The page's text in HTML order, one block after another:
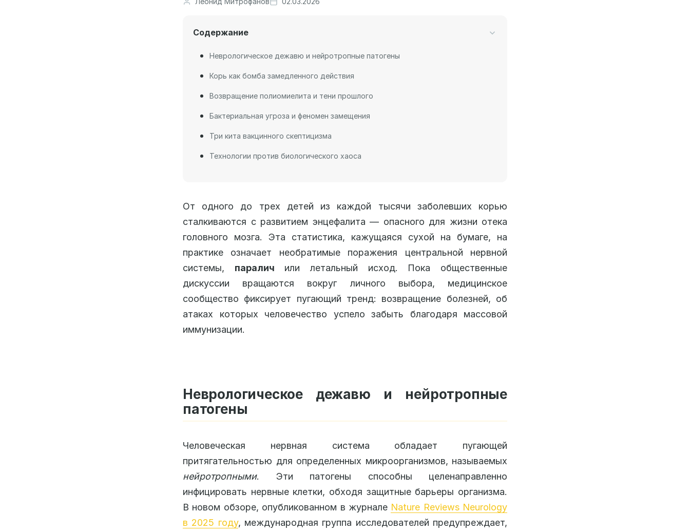
Содержание
Неврологическое дежавю и нейротропные патогены
Корь как бомба замедленного действия
Возвращение полиомиелита и тени прошлого
Бактериальная угроза и феномен замещения
Три кита вакцинного скептицизма
Технологии против биологического хаоса
От одного до трех детей из каждой тысячи заболевших корью
сталкиваются с развитием энцефалита — опасного для жизни отека
головного мозга. Эта статистика, кажущаяся сухой на бумаге, на
практике означает необратимые поражения центральной нервной
системы, паралич или летальный исход. Пока общественные
дискуссии вращаются вокруг личного выбора, медицинское
сообщество фиксирует пугающий тренд: возвращение болезней, об
атаках которых человечество успело забыть благодаря массовой
иммунизации.
Неврологическое дежавю и нейротропные
патогены
Человеческая нервная система обладает пугающей
притягательностью для определенных микроорганизмов, называемых
нейротропными. Эти патогены способны целенаправленно
инфицировать нервные клетки, обходя защитные барьеры организма.
В новом обзоре, опубликованном в журнале Nature Reviews Neurology
в 2025 году, международная группа исследователей предупреждает,